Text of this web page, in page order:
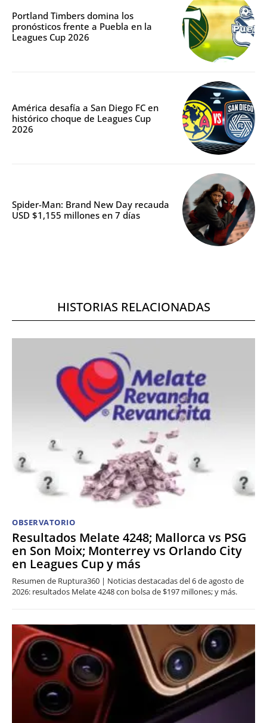
Portland Timbers domina los
pronósticos frente a Puebla en la
Leagues Cup 2026
América desafía a San Diego FC en
histórico choque de Leagues Cup
2026
Spider-Man: Brand New Day recauda
USD $1,155 millones en 7 días
HISTORIAS RELACIONADAS
OBSERVATORIO
Resultados Melate 4248; Mallorca vs PSG
en Son Moix; Monterrey vs Orlando City
en Leagues Cup y más
Resumen de Ruptura360 | Noticias destacadas del 6 de agosto de
2026: resultados Melate 4248 con bolsa de $197 millones; y más.